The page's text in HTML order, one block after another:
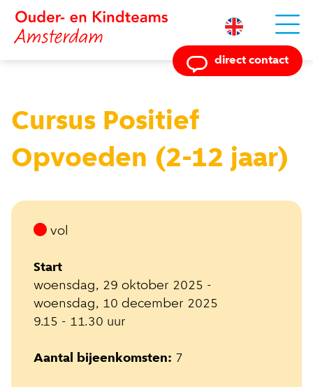
Powered by
direct contact
Cursus Positief
Opvoeden (2-12 jaar)
vol
Start
woensdag, 29 oktober 2025 -
woensdag, 10 december 2025
9.15 - 11.30 uur
Aantal bijeenkomsten: 7